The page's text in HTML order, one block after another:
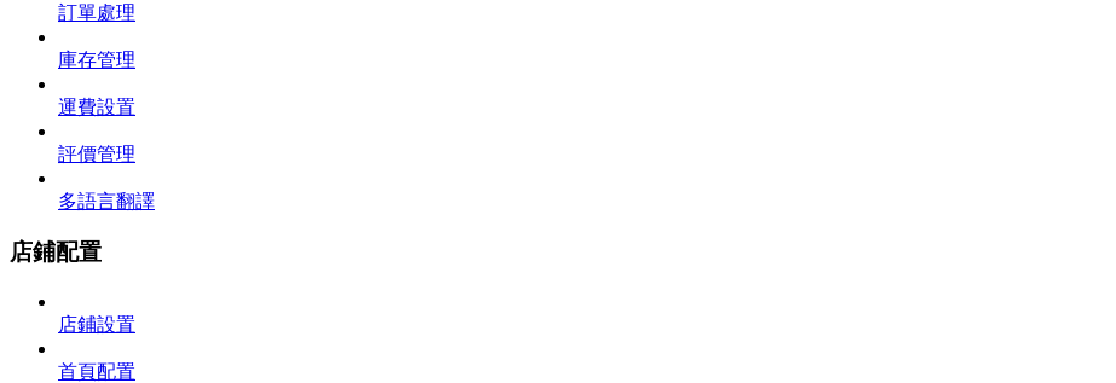
訂單處理
庫存管理
運費設置
評價管理
多語言翻譯
店鋪配置
店鋪設置
首頁配置